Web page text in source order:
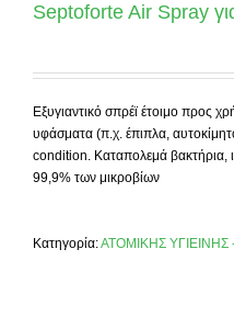
Septoforte Air Spray
Εξυγιαντικό σπρέϊ έτοιμο προς
υφάσματα (π.χ. έπιπλα,
condition. Καταπολεμά βακτήρια,
99,9% των μικροβίων
Κατηγορία:ΑΤΟΜΙΚΗΣ